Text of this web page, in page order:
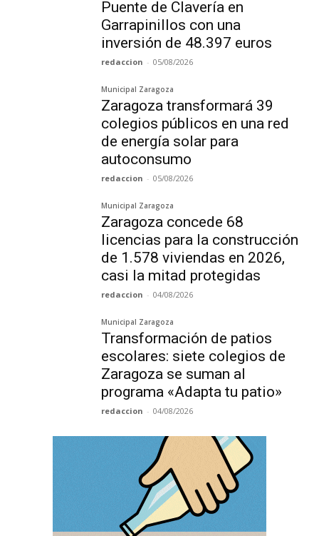
Puente de Clavería en
Garrapinillos con una
inversión de 48.397 euros
redaccion - 05/08/2026
Municipal Zaragoza
Zaragoza transformará 39
colegios públicos en una red
de energía solar para
autoconsumo
redaccion - 05/08/2026
Municipal Zaragoza
Zaragoza concede 68
licencias para la construcción
de 1.578 viviendas en 2026,
casi la mitad protegidas
redaccion - 04/08/2026
Municipal Zaragoza
Transformación de patios
escolares: siete colegios de
Zaragoza se suman al
programa «Adapta tu patio»
redaccion - 04/08/2026